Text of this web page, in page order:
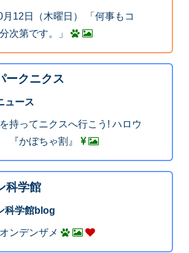
月12日（木曜日） 「何事もコ
次第です。」
ークニクス
ュース
持ってニクスへ行こう! ハロウ
『かぼちゃ割』
科学館
科学館blog
ンデンザメ